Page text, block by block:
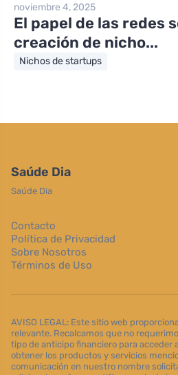
noviembre 4, 2025
El papel de las redes
creación de nicho...
Nichos de startups
Saúde Dia
Saúde Dia
Contacto
Política de Privacidad
Sobre Nosotros
Términos de Uso
AVISO LEGAL: Este sitio web
relevante. Recalcamos que no
tipo de anticipo financiero para acceder
obtener los productos y servicios
comunicación en nuestro nombre